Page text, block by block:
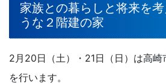
家族との暮らしと将来を
うな２階建の家
2月20日（土）・21日（日）は高崎
を行います。